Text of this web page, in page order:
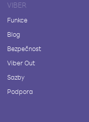
VIBER
Funkce
Blog
Bezpečnost
Viber Out
Sazby
Podpora